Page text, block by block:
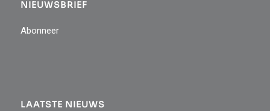
NIEUWSBRIEF
Abonneer
LAATSTE NIEUWS